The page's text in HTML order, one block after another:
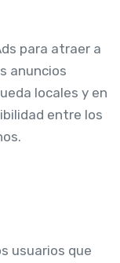
para atraer a
anuncios
locales y en
entre los
usuarios que